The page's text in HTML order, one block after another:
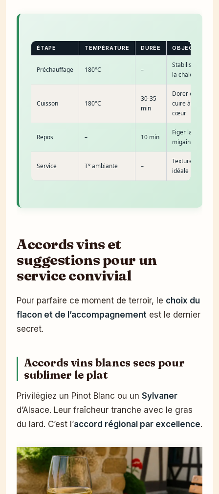
ÉTAPE TEMPÉRATURE DURÉE OBJECTIF
Préchauffage 180°C –
Stabiliser
la chaleur
Cuisson 180°C
30-35
min
Dorer et
cuire à
cœur
Repos – 10 min
Figer la
migaine
Service T° ambiante –
Texture
idéale
Accords vins et
suggestions pour un
service convivial
Pour parfaire ce moment de terroir, le choix du
flacon et de l’accompagnement est le dernier
secret.
Accords vins blancs secs pour
sublimer le plat
Privilégiez un Pinot Blanc ou un Sylvaner
d’Alsace. Leur fraîcheur tranche avec le gras
du lard. C’est l’accord régional par excellence.